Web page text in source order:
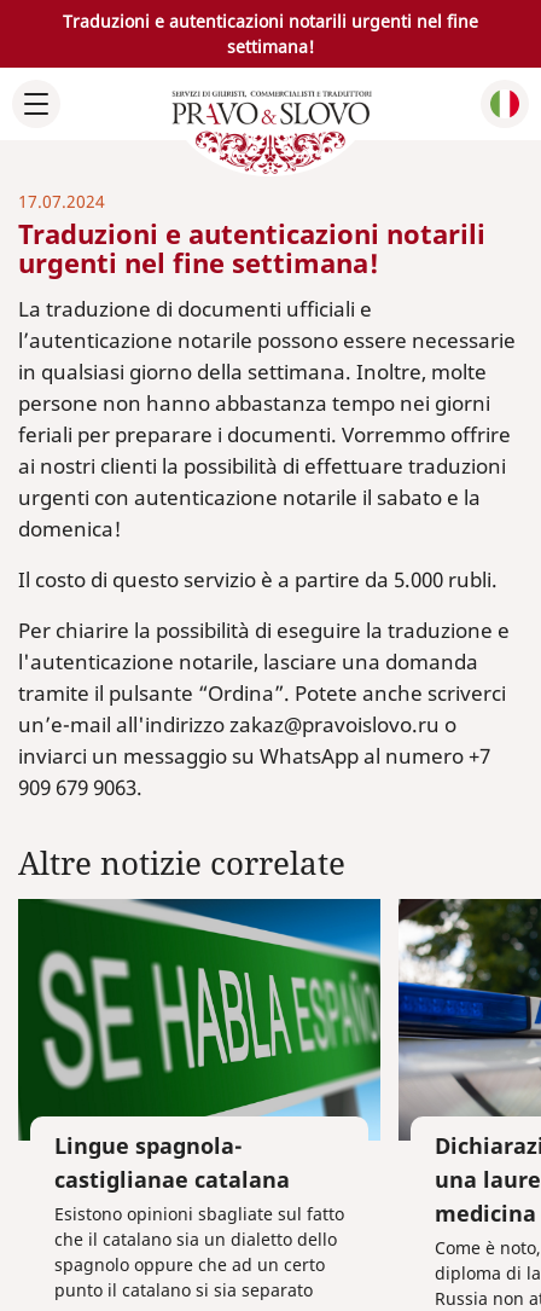
Traduzioni e autenticazioni notarili urgenti nel fine
settimana!
17.07.2024
Traduzioni e autenticazioni notarili
urgenti nel fine settimana!
La traduzione di documenti ufficiali e
l’autenticazione notarile possono essere necessarie
in qualsiasi giorno della settimana. Inoltre, molte
persone non hanno abbastanza tempo nei giorni
feriali per preparare i documenti. Vorremmo offrire
ai nostri clienti la possibilità di effettuare traduzioni
urgenti con autenticazione notarile il sabato e la
domenica!
Il costo di questo servizio è a partire da 5.000 rubli.
Per chiarire la possibilità di eseguire la traduzione e
l'autenticazione notarile, lasciare una domanda
tramite il pulsante “Ordina”. Potete anche scriverci
un’e-mail all'indirizzo zakaz@pravoislovo.ru o
inviarci un messaggio su WhatsApp al numero +7
909 679 9063.
Altre notizie correlate
Lingue spagnola-
castiglianae catalana
Esistono opinioni sbagliate sul fatto
che il catalano sia un dialetto dello
spagnolo oppure che ad un certo
punto il catalano si sia separato
una
medicina
Come è
diploma di
Russia non